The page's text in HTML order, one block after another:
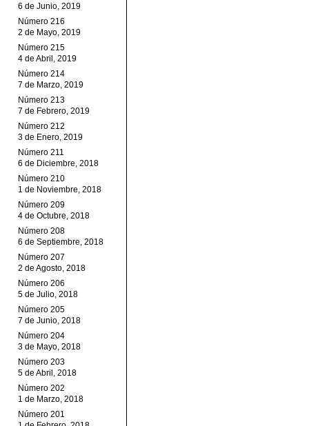
6 de Junio, 2019
Número 216
2 de Mayo, 2019
Número 215
4 de Abril, 2019
Número 214
7 de Marzo, 2019
Número 213
7 de Febrero, 2019
Número 212
3 de Enero, 2019
Número 211
6 de Diciembre, 2018
Número 210
1 de Noviembre, 2018
Número 209
4 de Octubre, 2018
Número 208
6 de Septiembre, 2018
Número 207
2 de Agosto, 2018
Número 206
5 de Julio, 2018
Número 205
7 de Junio, 2018
Número 204
3 de Mayo, 2018
Número 203
5 de Abril, 2018
Número 202
1 de Marzo, 2018
Número 201